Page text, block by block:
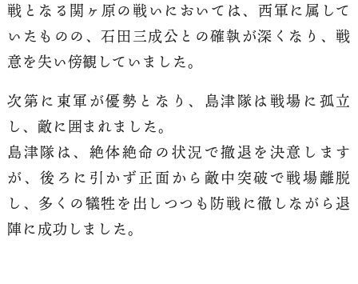
戦となる関ヶ原の戦いにおいては、西軍に属して
いたものの、石田三成公との確執が深くなり、戦
意を失い傍観していました。
次第に東軍が優勢となり、島津隊は戦場に孤立
し、敵に囲まれました。
島津隊は、絶体絶命の状況で撤退を決意します
が、後ろに引かず正面から敵中突破で戦場離脱
し、多くの犠牲を出しつつも防戦に徹しながら退
陣に成功しました。